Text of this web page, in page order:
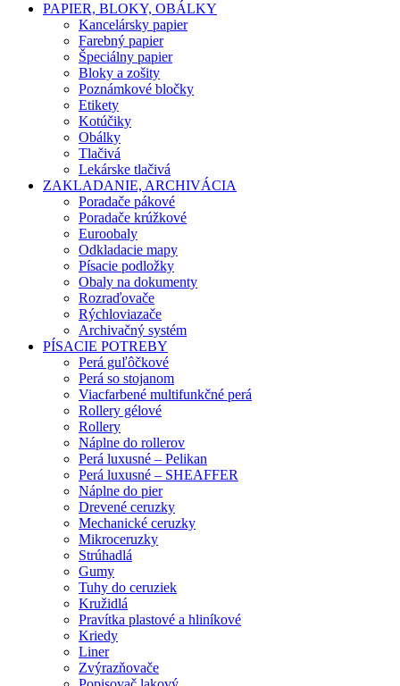
PAPIER, BLOKY, OBÁLKY
Kancelársky papier
Farebný papier
Špeciálny papier
Bloky a zošity
Poznámkové bločky
Etikety
Kotúčiky
Obálky
Tlačivá
Lekárske tlačivá
ZAKLADANIE, ARCHIVÁCIA
Poradače pákové
Poradače krúžkové
Euroobaly
Odkladacie mapy
Písacie podložky
Obaly na dokumenty
Rozraďovače
Rýchloviazače
Archivačný systém
PÍSACIE POTREBY
Perá guľôčkové
Perá so stojanom
Viacfarbené multifunkčné perá
Rollery gélové
Rollery
Náplne do rollerov
Perá luxusné – Pelikan
Perá luxusné – SHEAFFER
Náplne do pier
Drevené ceruzky
Mechanické ceruzky
Mikroceruzky
Strúhadlá
Gumy
Tuhy do ceruziek
Kružidlá
Pravítka plastové a hliníkové
Kriedy
Liner
Zvýrazňovače